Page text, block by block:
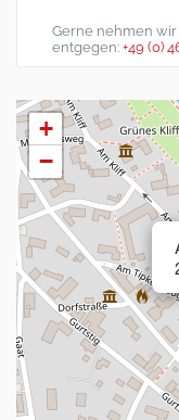
Gerne nehmen
entgegen: +49 (0)
+
−